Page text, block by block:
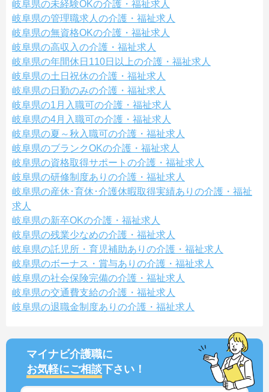
岐阜県の未経験OKの介護・福祉求人
岐阜県の管理職求人の介護・福祉求人
岐阜県の無資格OKの介護・福祉求人
岐阜県の高収入の介護・福祉求人
岐阜県の年間休日110日以上の介護・福祉求人
岐阜県の土日祝休の介護・福祉求人
岐阜県の日勤のみの介護・福祉求人
岐阜県の1月入職可の介護・福祉求人
岐阜県の4月入職可の介護・福祉求人
岐阜県の夏～秋入職可の介護・福祉求人
岐阜県のブランクOKの介護・福祉求人
岐阜県の資格取得サポートの介護・福祉求人
岐阜県の研修制度ありの介護・福祉求人
岐阜県の産休･育休･介護休暇取得実績ありの介護・福祉
求人
岐阜県の新卒OKの介護・福祉求人
岐阜県の残業少なめの介護・福祉求人
岐阜県の託児所・育児補助ありの介護・福祉求人
岐阜県のボーナス・賞与ありの介護・福祉求人
岐阜県の社会保険完備の介護・福祉求人
岐阜県の交通費支給の介護・福祉求人
岐阜県の退職金制度ありの介護・福祉求人
マイナビ介護職に
お気軽にご相談下さい！